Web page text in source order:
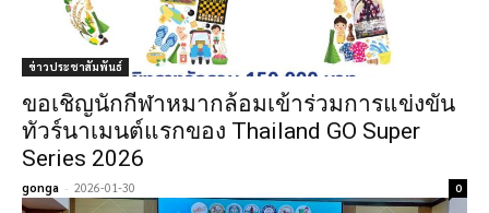
ข่าวประชาสัมพันธ์
ขอเชิญ​นักกีฬา​หมากล้อม​เข้าร่วม​การแข่งขัน​
ทัวร์นา​เมนต์​แรกของ Thailand GO​ Super
Series 2026
gonga - 2026-01-30 0